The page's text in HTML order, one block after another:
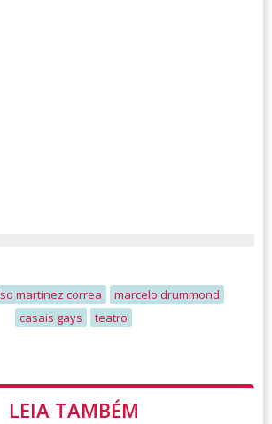
martinez correa
marcelo drummond
casais gays
teatro
LEIA TAMBÉM